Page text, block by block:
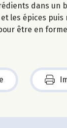
dans un
les épices puis
être en